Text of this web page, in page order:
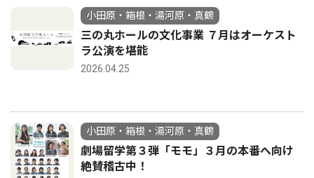
小田原・箱根・湯河原・真鶴
三の丸ホールの文化事業 ７月はオーケスト
ラ公演を堪能
2026.04.25
小田原・箱根・湯河原・真鶴
劇場留学第３弾「モモ」３月の本番へ向け
絶賛稽古中！